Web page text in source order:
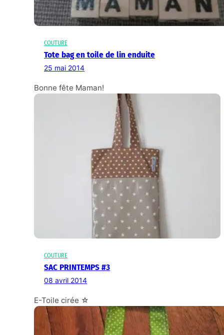
COUTURE
Tote bag en toile de lin enduite
25 mai 2014
Bonne fête Maman!
COUTURE
SAC PRINTEMPS #3
08 avril 2014
E-Toile cirée ☆